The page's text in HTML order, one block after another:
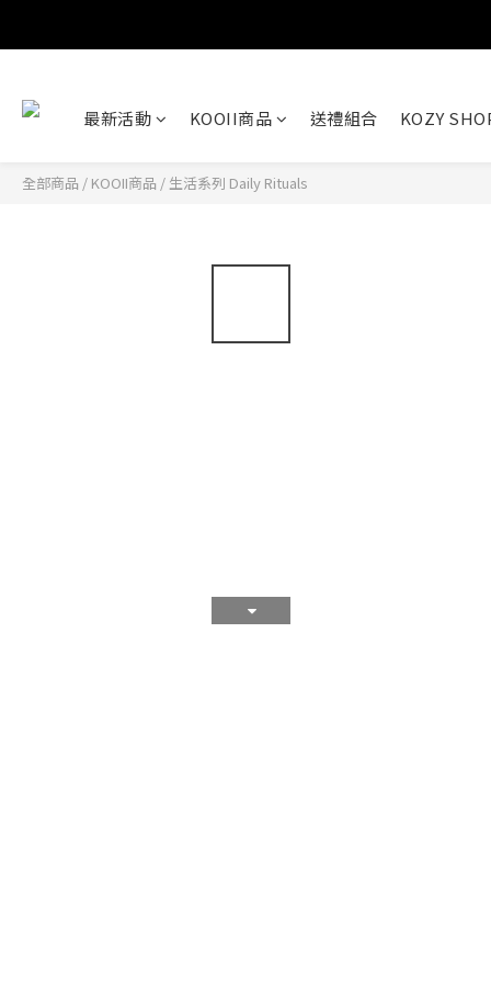
最新活動 KOOII商品 送禮組合 KOZY
全部商品 / KOOII商品 / 生活系列 Daily Rituals